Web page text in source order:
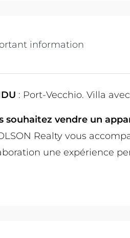
information
: Port-Vecchio. Villa
souhaitez vendre un
Realty vous
une expérience